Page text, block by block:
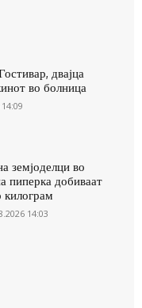
двајца
во болница
земјоделци во
пиперка добиваат
14:03